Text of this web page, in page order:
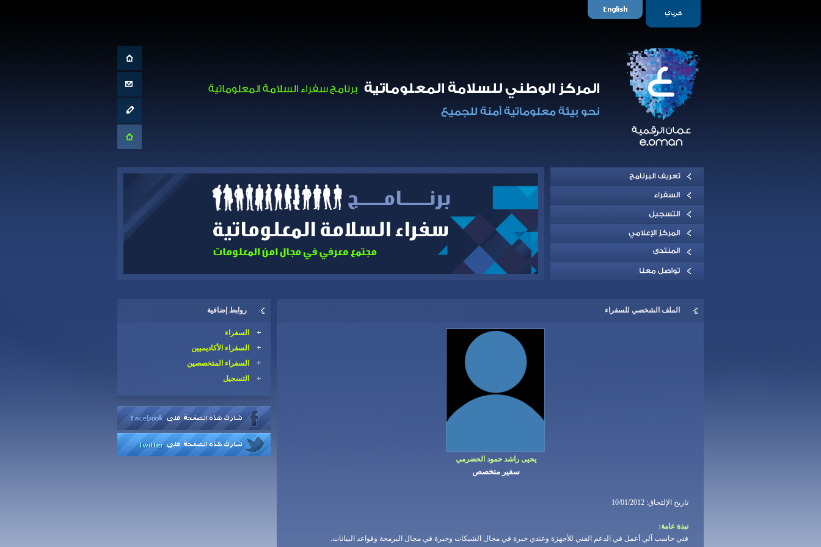
روابط إضافية
السفراء
السفراء الأكاديميين
السفراء المتخصصين
التسجيل
الملف الشخصي للسفراء
يحيى راشد حمود الحضرمي
سفير متخصص
تاريخ الإلتحاق: 10/01/2012
نبذة عامة:
فني حاسب آلي أعمل في الدعم الفني للأجهزة وعندي خبرة في مجال الشبكات وخبرة في مجال البرمجة وقواعد البيانات.